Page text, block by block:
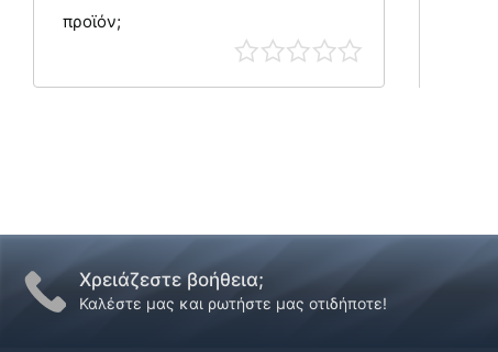
προϊόν;
Χρειάζεστε βοήθεια;
Καλέστε μας και ρωτήστε μας οτιδήποτε!